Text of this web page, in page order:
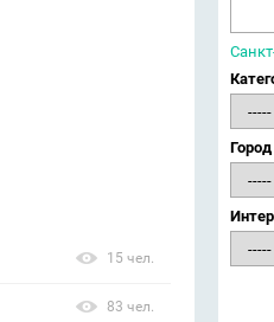
15 чел.
83 чел.
Город